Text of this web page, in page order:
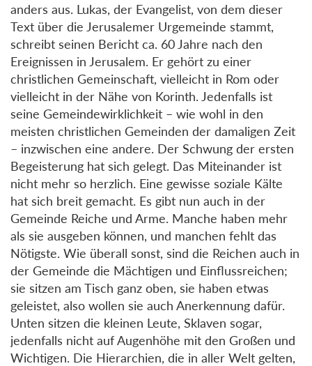
anders aus. Lukas, der Evangelist, von dem dieser
Text über die Jerusalemer Urgemeinde stammt,
schreibt seinen Bericht ca. 60 Jahre nach den
Ereignissen in Jerusalem. Er gehört zu einer
christlichen Gemeinschaft, vielleicht in Rom oder
vielleicht in der Nähe von Korinth. Jedenfalls ist
seine Gemeindewirklichkeit – wie wohl in den
meisten christlichen Gemeinden der damaligen Zeit
– inzwischen eine andere. Der Schwung der ersten
Begeisterung hat sich gelegt. Das Miteinander ist
nicht mehr so herzlich. Eine gewisse soziale Kälte
hat sich breit gemacht. Es gibt nun auch in der
Gemeinde Reiche und Arme. Manche haben mehr
als sie ausgeben können, und manchen fehlt das
Nötigste. Wie überall sonst, sind die Reichen auch in
der Gemeinde die Mächtigen und Einflussreichen;
sie sitzen am Tisch ganz oben, sie haben etwas
geleistet, also wollen sie auch Anerkennung dafür.
Unten sitzen die kleinen Leute, Sklaven sogar,
jedenfalls nicht auf Augenhöhe mit den Großen und
Wichtigen. Die Hierarchien, die in aller Welt gelten,